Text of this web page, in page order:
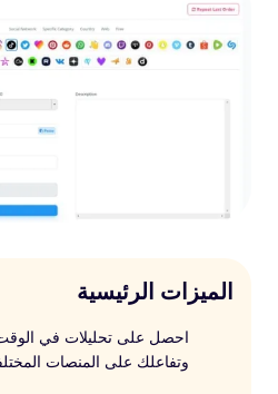
الميزات الرئيسية
احصل على تحليلات في الوقت
وتفاعلك على المنصات